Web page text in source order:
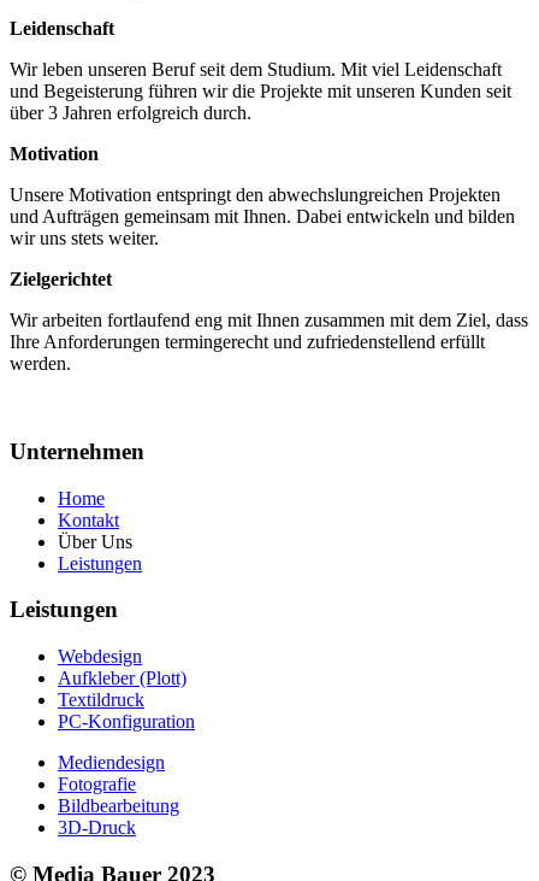
Leidenschaft
Wir leben unseren Beruf seit dem Studium. Mit viel Leidenschaft
und Begeisterung führen wir die Projekte mit unseren Kunden seit
über 3 Jahren erfolgreich durch.
Motivation
Unsere Motivation entspringt den abwechslungreichen Projekten
und Aufträgen gemeinsam mit Ihnen. Dabei entwickeln und bilden
wir uns stets weiter.
Zielgerichtet
Wir arbeiten fortlaufend eng mit Ihnen zusammen mit dem Ziel, dass
Ihre Anforderungen termingerecht und zufriedenstellend erfüllt
werden.
Unternehmen
Home
Kontakt
Über Uns
Leistungen
Leistungen
Webdesign
Aufkleber (Plott)
Textildruck
PC-Konfiguration
Mediendesign
Fotografie
Bildbearbeitung
3D-Druck
© Media Bauer 2023